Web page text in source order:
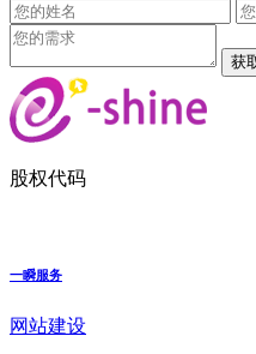
股权代码
一瞬服务
网站建设